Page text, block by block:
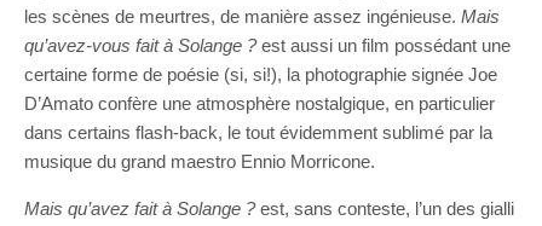
les scènes de meurtres, de manière assez ingénieuse. Mais
qu’avez-vous fait à Solange ?est aussi un film possédant une
certaine forme de poésie (si, si!), la photographie signée Joe
D’Amato confère une atmosphère nostalgique, en particulier
dans certains flash-back, le tout évidemment sublimé par la
musique du grand maestro Ennio Morricone.
Mais qu’avez fait à Solange ?est, sans conteste, l’un des gialli